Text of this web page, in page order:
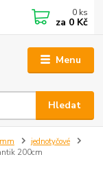
Menu
Hledat
0 ks
za 0 Kč
jednotyčové
200cm